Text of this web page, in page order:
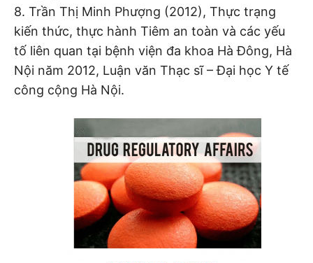
8. Trần Thị Minh Phượng (2012), Thực trạng
kiến thức, thực hành Tiêm an toàn và các yếu
tố liên quan tại bệnh viện đa khoa Hà Đông, Hà
Nội năm 2012, Luận văn Thạc sĩ – Đại học Y tế
công cộng Hà Nội.